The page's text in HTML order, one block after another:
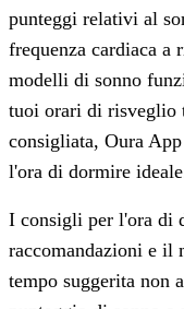
punteggi relativi al
frequenza cardiaca a
modelli di sonno
tuoi orari di risveglio
consigliata, Oura
l'ora di dormire
I consigli per l'ora di
raccomandazioni e il
tempo suggerita non